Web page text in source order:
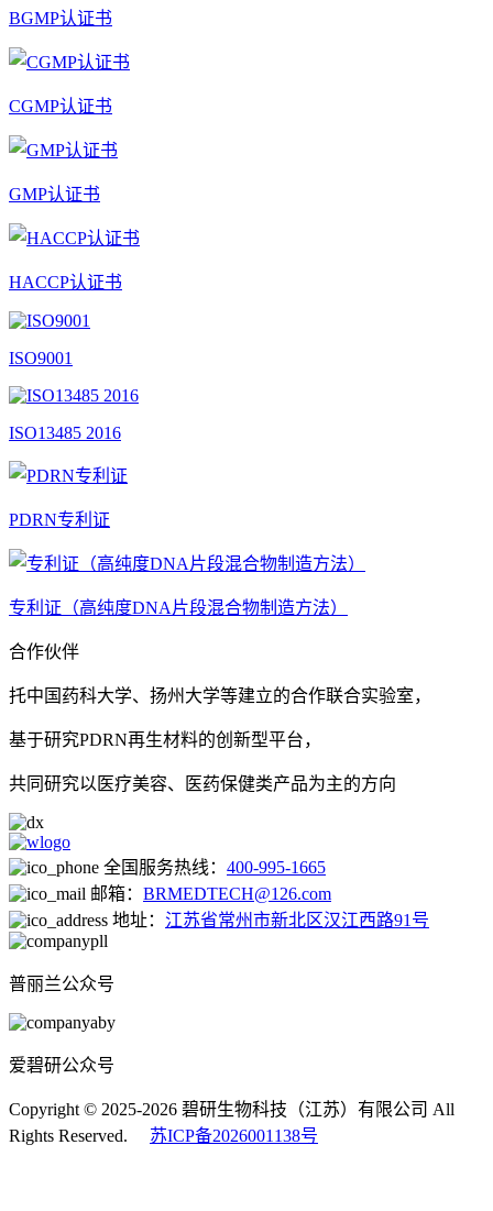
BGMP认证书
CGMP认证书
GMP认证书
HACCP认证书
ISO9001
ISO13485 2016
PDRN专利证
专利证（高纯度DNA片段混合物制造方法）
合作伙伴
托中国药科大学、扬州大学等建立的合作联合实验室，
基于研究PDRN再生材料的创新型平台，
共同研究以医疗美容、医药保健类产品为主的方向
全国服务热线： 400-995-1665
邮箱： BRMEDTECH@126.com
地址： 江苏省常州市新北区汉江西路91号
普丽兰公众号
爱碧研公众号
Copyright © 2025-2026 碧研生物科技（江苏）有限公司 All
Rights Reserved. 苏ICP备2026001138号